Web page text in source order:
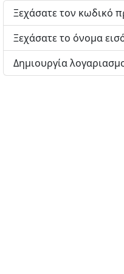
Ξεχάσατε τον κωδικό
Ξεχάσατε το όνομα
Δημιουργία